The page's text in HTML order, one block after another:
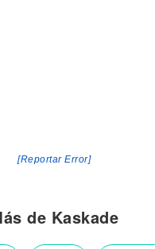
[Reportar Error]
de Kaskade